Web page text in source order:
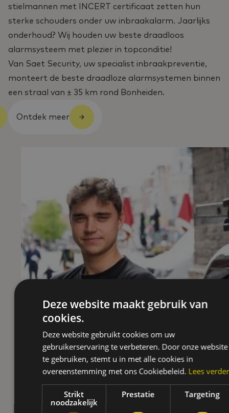
stielmannen met INCERT certificaat zetten hun
sterke schouders onder uw inbraakalarm. Jaarlijks
onderhoud? Wij houden uw beste draadloos
alarmsysteem met plezier in topconditie!
Van Saet Security, uw specialist inbraakpreventie,
monteert de beste draadloze alarmsystemen binnen
een straal van ± 35 km rond Bonheiden.
Ontdek meer
Deze website maakt gebruik van
cookies.
Deze website gebruikt cookies om uw
gebruikerservaring te verbeteren. Door onze website
te gebruiken, stemt u in met alle cookies in
overeenstemming met ons Cookiebeleid. Lees verder
Strikt
noodzakelijk
Prestatie Targeting